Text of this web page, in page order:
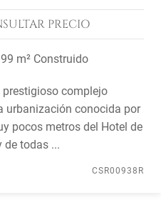
PRECIO
m² Construido
complejo
urbanización conocida por
pocos metros del Hotel de
de todas ...
CSR00938R